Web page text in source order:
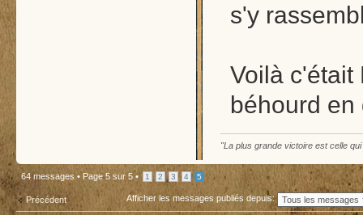
s'y
Voilà c'était
béhourd en
"La plus grande victoire est celle
64 messages • Page5 sur 5 • 1 2 3 4 5
Précédent Afficher les messages publiés depuis: